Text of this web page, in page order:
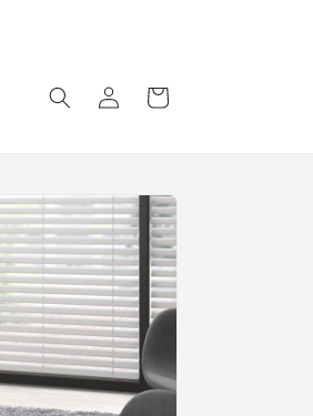
EinloggenWarenkorb